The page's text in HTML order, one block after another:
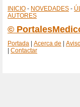
INICIO - NOVEDADES -
AUTORES
©
Portada Acerca de
Contactar